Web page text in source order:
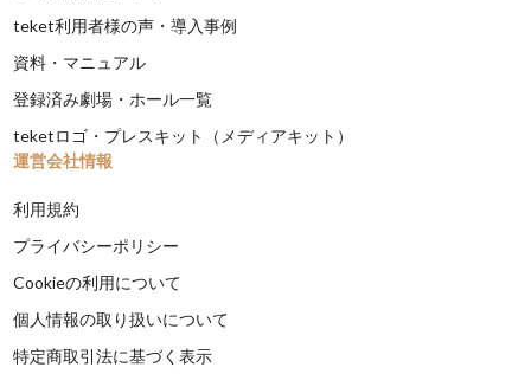
teket利用者様の声・導入事例
資料・マニュアル
登録済み劇場・ホール一覧
teketロゴ・プレスキット（メディアキット）
運営会社情報
利用規約
プライバシーポリシー
Cookieの利用について
個人情報の取り扱いについて
特定商取引法に基づく表示